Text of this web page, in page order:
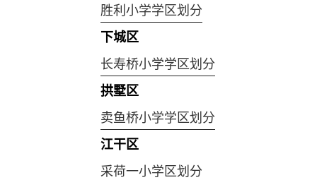
胜利小学学区划分
下城区
长寿桥小学学区划分
拱墅区
卖鱼桥小学学区划分
江干区
采荷一小学区划分